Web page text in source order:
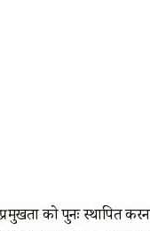
को पुनः स्थापित